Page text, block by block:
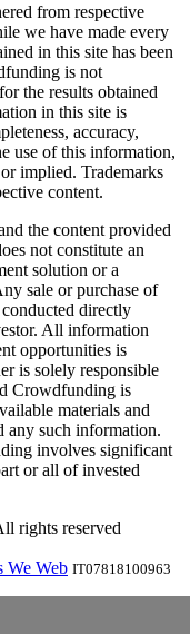
from respective
we have made every
in this site has been
is not
the results obtained
in this site is
accuracy,
use of this information,
implied. Trademarks
content.
the content provided
not constitute an
solution or a
sale or purchase of
directly
All information
opportunities is
is solely responsible
Crowdfunding is
materials and
any such information.
involves significant
or all of invested
rights reserved
We Web IT07818100963